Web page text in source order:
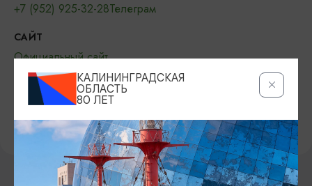
+7 (952) 925-32-28Телеграм
САЙТ
Официальный сайт
ПРЕДЛОЖИТЬ ИНФОРМАЦИЮ
КАЛИНИНГРАДСКАЯ
ОБЛАСТЬ
80 ЛЕТ